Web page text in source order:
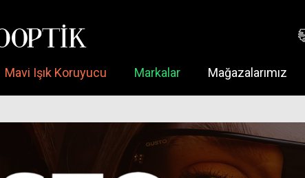
Mavi Işık Koruyucu Markalar Mağazalarımız